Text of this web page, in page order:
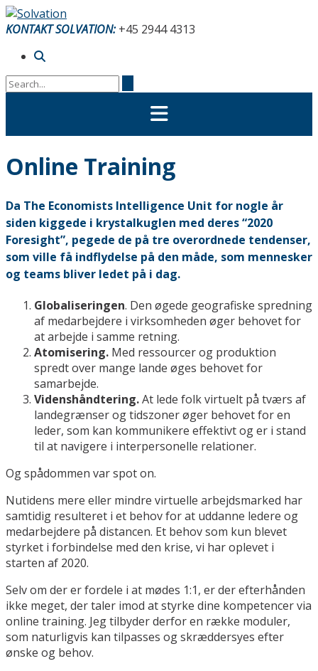
Skip
to
KONTAKT SOLVATION:+45 2944 4313
Online Training
Da The Economists Intelligence Unit for nogle år
siden kiggede i krystalkuglen med deres “2020
Foresight”, pegede de på tre overordnede tendenser,
som ville få indflydelse på den måde, som mennesker
og teams bliver ledet på i dag.
Globaliseringen. Den øgede geografiske spredning
af medarbejdere i virksomheden øger behovet for
at arbejde i samme retning.
Atomisering. Med ressourcer og produktion
spredt over mange lande øges behovet for
samarbejde.
Videnshåndtering.At lede folk virtuelt på tværs af
landegrænser og tidszoner øger behovet for en
leder, som kan kommunikere effektivt og er i stand
til at navigere i interpersonelle relationer.
Og spådommen var spot on.
Nutidens mere eller mindre virtuelle arbejdsmarked har
samtidig resulteret i et behov for at uddanne ledere og
medarbejdere på distancen. Et behov som kun blevet
styrket i forbindelse med den krise, vi har oplevet i
starten af 2020.
Selv om der er fordele i at mødes 1:1, er der efterhånden
ikke meget, der taler imod at styrke dine kompetencer via
online training. Jeg tilbyder derfor en række moduler,
som naturligvis kan tilpasses og skræddersyes efter
ønske og behov.